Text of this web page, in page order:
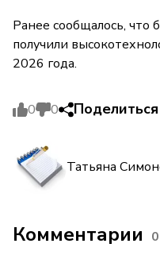
Ранее сообщалось, что
получили
2026 года.
0 0 Поделиться
Татьяна
Комментарии 0